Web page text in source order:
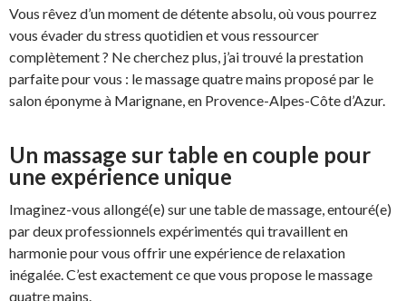
Vous rêvez d’un moment de détente absolu, où vous pourrez
vous évader du stress quotidien et vous ressourcer
complètement ? Ne cherchez plus, j’ai trouvé la prestation
parfaite pour vous : le massage quatre mains proposé par le
salon éponyme à Marignane, en Provence-Alpes-Côte d’Azur.
Un massage sur table en couple pour
une expérience unique
Imaginez-vous allongé(e) sur une table de massage, entouré(e)
par deux professionnels expérimentés qui travaillent en
harmonie pour vous offrir une expérience de relaxation
inégalée. C’est exactement ce que vous propose le massage
quatre mains.